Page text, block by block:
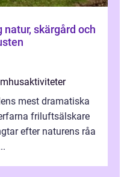
mest dramatiska
friluftsälskare
efter naturens råa